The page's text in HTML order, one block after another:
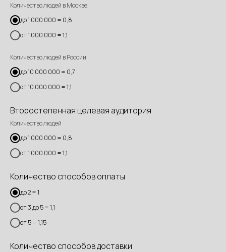
Количество людей в Москве
до 1 000 000 = 0,8
от 1 000 000 = 1,1
Количество людей в России
до 10 000 000 = 0,7
от 10 000 000 = 1,1
Второстепенная целевая аудитория
Количество людей
до 1 000 000 = 0,8
от 1 000 000 = 1,1
Количество способов оплаты
до 2 = 1
от 3 до 5 = 1,1
от 5 = 1,15
Количество способов доставки